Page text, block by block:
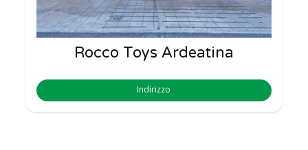
Rocco Toys Ardeatina
Indirizzo